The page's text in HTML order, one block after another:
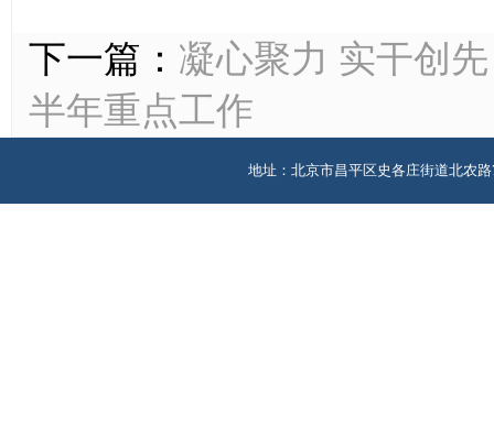
下一篇： 凝心聚力 实干创
半年重点工作
地址：北京市昌平区史各庄街道北农路